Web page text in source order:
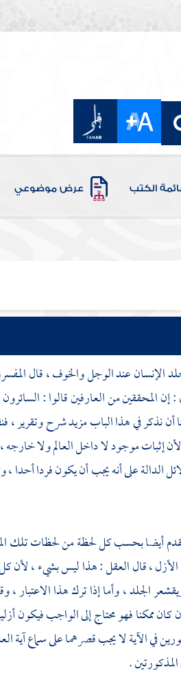
الكتب عرض موضوعي
عند الوجل والخوف ، قال
المحققين من العارفين قالوا :
أن نذكر في هذا الباب مزيد شرح وتقرير ،
إثبات موجود لا داخل العالم ولا خارجه
الدالة على أنه يجب أن يكون فردا أحدا
أيضا بحسب كل لحظة من لحظات تلك
الأزل ، قال العقل : هذا ليس بشيء ، لأن
الجلد ، وأما إذا ترك هذا الاعتبار
ممكنا فهو محتاج إلى الواجب فيكون أزليا
في الآية لا يجب قصرهما على سماع آية
.